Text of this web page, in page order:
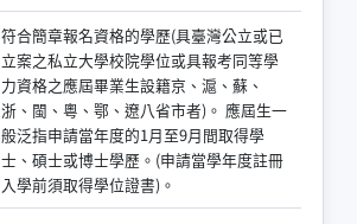
符合簡章報名資格的學歷(具臺灣公立或已
立案之私立大學校院學位或具報考同等學
力資格之應屆畢業生設籍京、滬、蘇、
浙、閩、粵、鄂、遼八省市者)。 應屆生一
般泛指申請當年度的1月至9月間取得學
士、碩士或博士學歷。(申請當學年度註冊
入學前須取得學位證書)。